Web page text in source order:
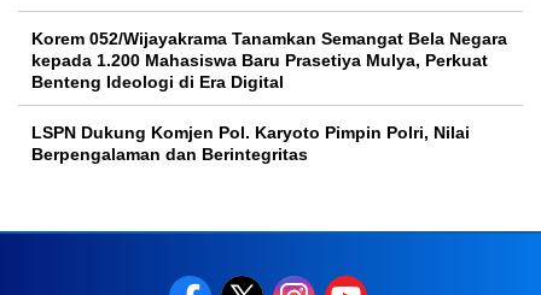
Korem 052/Wijayakrama Tanamkan Semangat Bela Negara
kepada 1.200 Mahasiswa Baru Prasetiya Mulya, Perkuat
Benteng Ideologi di Era Digital
LSPN Dukung Komjen Pol. Karyoto Pimpin Polri, Nilai
Berpengalaman dan Berintegritas